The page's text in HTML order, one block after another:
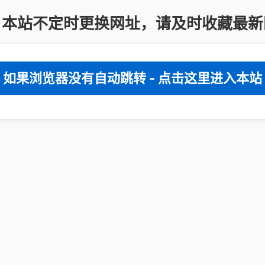
站不定时更换网址，请及时收藏最
如果浏览器没有自动跳转 - 点击这里进入本站